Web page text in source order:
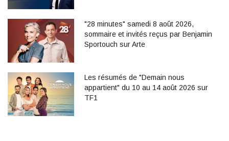
"28 minutes" samedi 8 août 2026,
sommaire et invités reçus par Benjamin
Sportouch sur Arte
Les résumés de "Demain nous
appartient" du 10 au 14 août 2026 sur
TF1